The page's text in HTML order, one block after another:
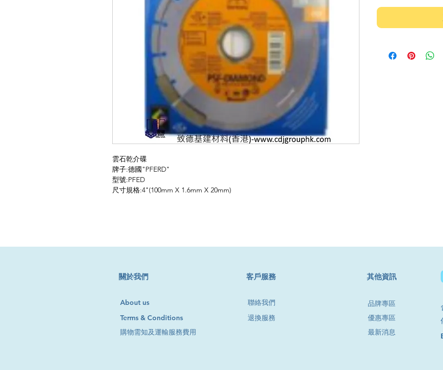
雲石乾介碟
牌子:德國"PFERD"
型號:PFED
尺寸規格:4"(100mm X 1.6mm X 20mm)
​關於我們
About us
Terms & Conditions
​客戶服務
聯絡我們
退換服務
購物需知及運輸服務費用
其他資訊
品牌專區
優惠專區
最新消息